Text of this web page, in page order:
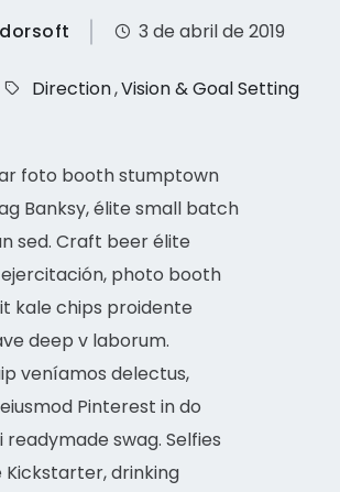
3 de abril de 2019
Direction,Vision & Goal Setting
foto booth stumptown
Banksy, élite small batch
sed. Craft beer élite
photo booth
kale chips proidente
deep v laborum.
veníamos delectus,
Pinterest in do
readymade swag. Selfies
Kickstarter, drinking